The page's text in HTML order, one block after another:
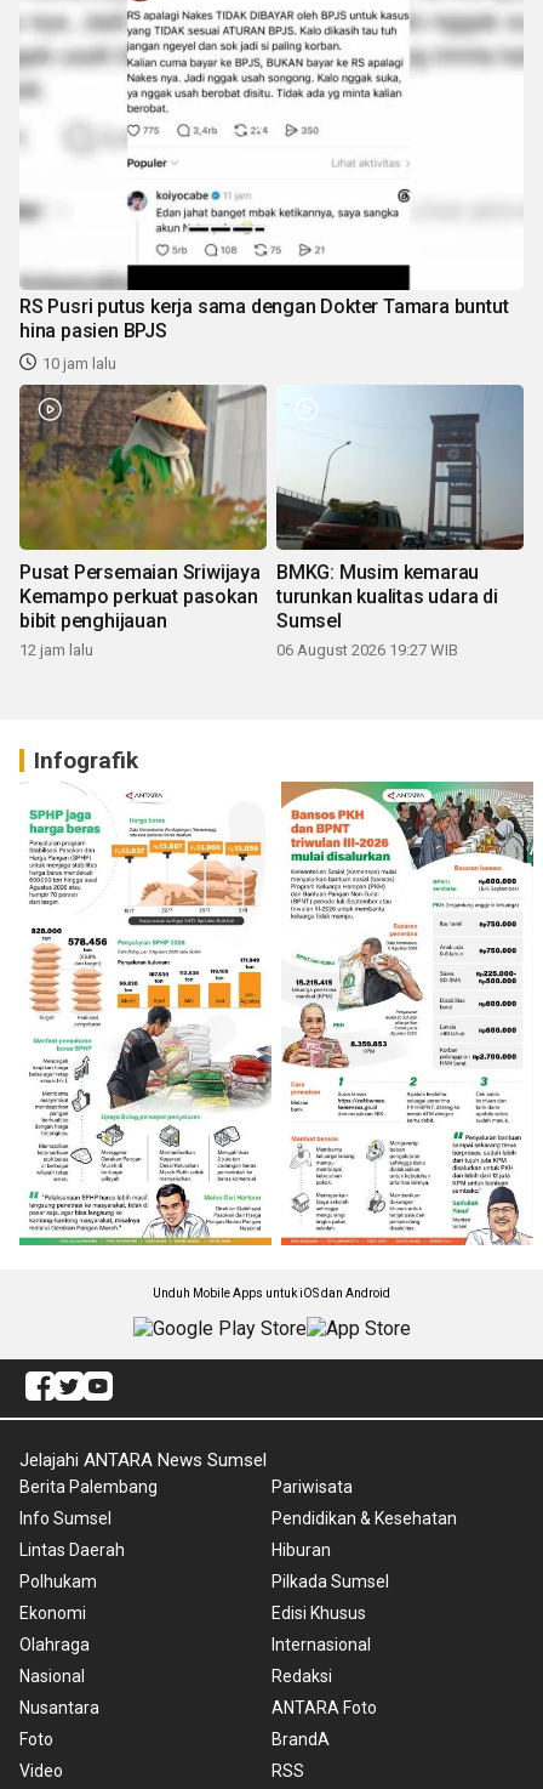
RS Pusri putus kerja sama dengan Dokter Tamara buntut
hina pasien BPJS
10 jam lalu
Pusat Persemaian Sriwijaya
Kemampo perkuat pasokan
bibit penghijauan
12 jam lalu
BMKG: Musim kemarau
turunkan kualitas udara di
Sumsel
06 August 2026 19:27 WIB
Infografik
Unduh Mobile Apps untuk iOS dan Android
Jelajahi ANTARA News Sumsel
Berita Palembang
Info Sumsel
Lintas Daerah
Polhukam
Ekonomi
Olahraga
Nasional
Nusantara
Foto
Video
Pariwisata
Pendidikan & Kesehatan
Hiburan
Pilkada Sumsel
Edisi Khusus
Internasional
Redaksi
ANTARA Foto
BrandA
RSS